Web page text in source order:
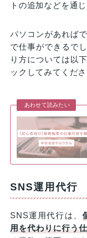
トの追加などを通
パソコンがあれば
で仕事ができるで
り方については以
ックしてみてくださ
あわせて読みたい
SNS運用代行
SNS運用代行は、
用を代わりに行う